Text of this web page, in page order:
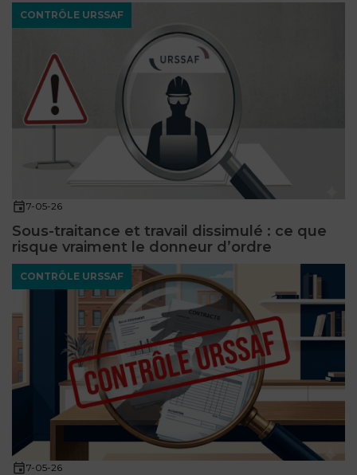
CONTRÔLE URSSAF
7-05-26
Sous-traitance et travail dissimulé : ce que
risque vraiment le donneur d’ordre
CONTRÔLE URSSAF
7-05-26